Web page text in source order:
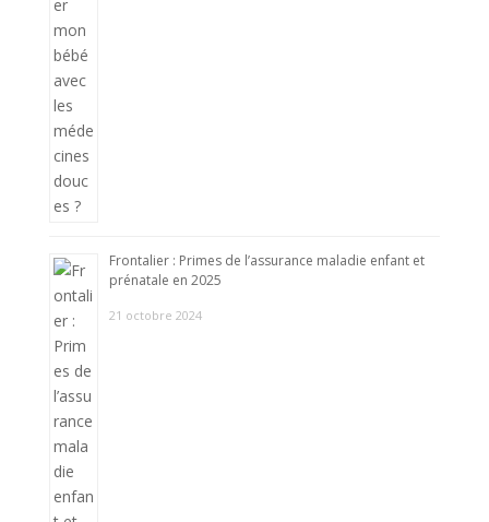
Frontalier : Primes de l’assurance maladie enfant et
prénatale en 2025
21 octobre 2024